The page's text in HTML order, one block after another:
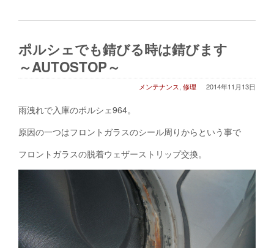
ポルシェでも錆びる時は錆びます
～AUTOSTOP～
2014年11月13日
メンテナンス, 修理
雨洩れで入庫のポルシェ964。
原因の一つはフロントガラスのシール周りからという事で
フロントガラスの脱着ウェザーストリップ交換。